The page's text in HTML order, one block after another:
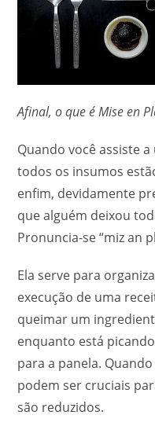
Afinal, o que é Mise en
Quando você assiste
todos os insumos
enfim, devidamente
que alguém deixou
Pronuncia-se “miz an
Ela serve para
execução de uma
queimar um
enquanto está
para a panela.
podem ser cruciais
são reduzidos.